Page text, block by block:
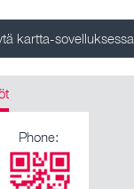
kartta-sovelluksessa
Phone: